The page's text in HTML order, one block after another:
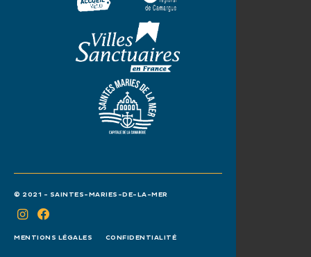
© 2021 - SAINTES-MARIES-DE-LA-MER
MENTIONS LÉGALES CONFIDENTIALITÉ